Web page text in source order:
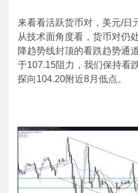
来看看活跃货币对，美元/日
从技术面角度看，货币对仍
降趋势线封顶的看跌趋势通
于107.15阻力，我们保持看
探向104.20附近8月低点。